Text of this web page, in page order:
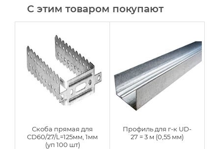
С этим товаром покупают
Скоба прямая для
CD60/27/L=125мм, 1мм
(уп 100 шт)
Профиль для г-к UD-
27 = 3 м (0,55 мм)